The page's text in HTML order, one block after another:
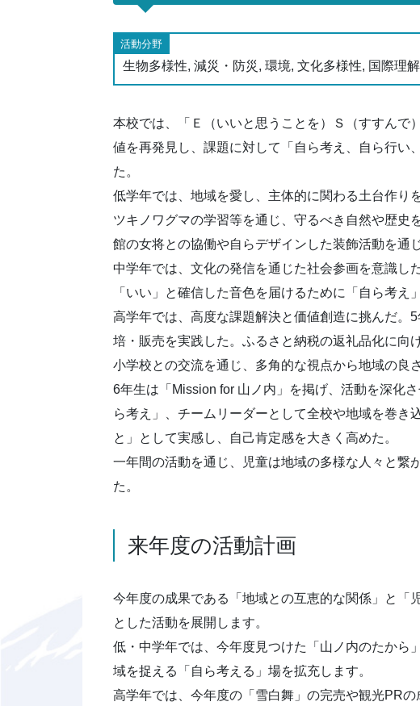
活動分野
生物多様性, 減災・防災, 環境, 文化多様性, 国際理
本校では、「Ｅ（いいと思うことを）Ｓ（すすんで
値を再発見し、課題に対して「自ら考え、自ら行い
た。
低学年では、地域を愛し、主体的に関わる土台作り
ツキノワグマの学習等を通じ、守るべき自然や歴史
館の女将との協働や自らデザインした装飾活動を通
中学年では、文化の発信を通じた社会参画を意識し
「いい」と確信した音色を届けるために「自ら考
高学年では、高度な課題解決と価値創造に挑んだ。
培・販売を実践した。ふるさと納税の返礼品化に向
小学校との交流を通じ、多角的な視点から地域の良
6年生は「Mission for 山ノ内」を掲げ、活動を深化
ら考え」、チームリーダーとして全校や地域を巻き
と」として実感し、自己肯定感を大きく高めた。
一年間の活動を通じ、児童は地域の多様な人々と繋
た。
来年度の活動計画
今年度の成果である「地域との互恵的な関係」と「
とした活動を展開します。
低・中学年では、今年度見つけた「山ノ内のたから
域を捉える「自ら考える」場を拡充します。
高学年では、今年度の「雪白舞」の完売や観光PR